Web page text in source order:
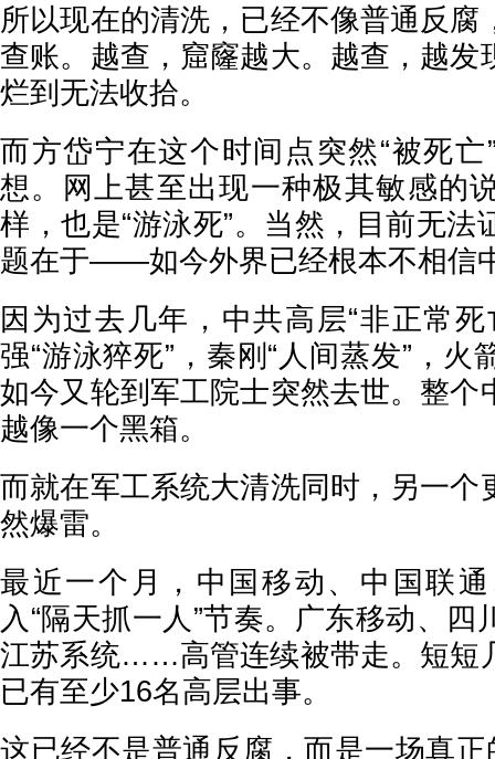
所以现在的清洗，已经不像普通反腐
查账。越查，窟窿越大。越查，越发
烂到无法收拾。
而方岱宁在这个时间点突然“被死
想。网上甚至出现一种极其敏感的
样，也是“游泳死”。当然，目前无法
题在于——如今外界已经根本不相信
因为过去几年，中共高层“非正常
强“游泳猝死”，秦刚“人间蒸发”，火
如今又轮到军工院士突然去世。整个
越像一个黑箱。
而就在军工系统大清洗同时，另一个
然爆雷。
最近一个月，中国移动、中国联
入“隔天抓一人”节奏。广东移动、
江苏系统……高管连续被带走。短短
已有至少16名高层出事。
这已经不是普通反腐，而是一场真正